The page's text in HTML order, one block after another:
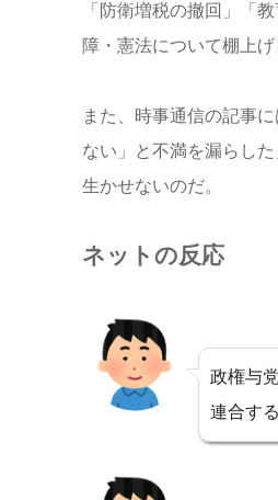
「防衛増税の撤回」「
障・憲法について棚上
また、時事通信の記事
ない」と不満を漏らし
生かせないのだ。
ネットの反応
政権与
連合す